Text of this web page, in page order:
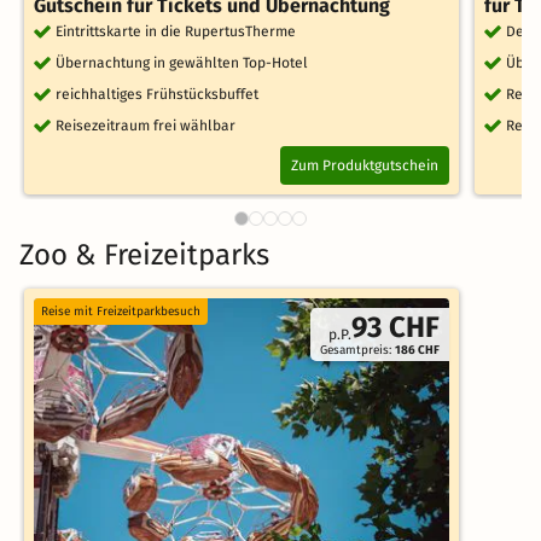
Gutschein für Tickets und Übernachtung
Eintrittskarte in die RupertusTherme
Übernachtung in gewählten Top-Hotel
reichhaltiges Frühstücksbuffet
Reisezeitraum frei wählbar
Zum Produktgutschein
für
Zoo & Freizeitparks
Reise mit Freizeitparkbesuch
p.P.93 CHF
Gesamtpreis: 186 CHF